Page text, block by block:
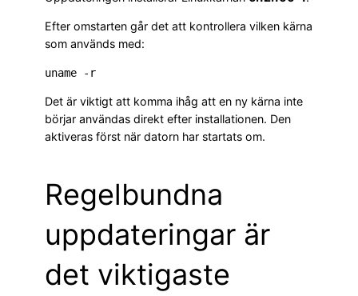
Efter omstarten går det att kontrollera vilken kärna
som används med:
Det är viktigt att komma ihåg att en ny kärna inte
börjar användas direkt efter installationen. Den
aktiveras först när datorn har startats om.
Regelbundna
uppdateringar är
det viktigaste